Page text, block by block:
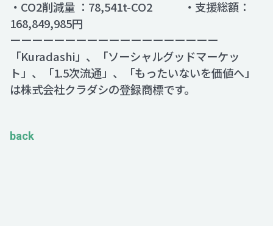
・CO2削減量 ：78,541t-CO2 ・支援総額：
168,849,985円
ーーーーーーーーーーーーーーーーーーー
「Kuradashi」、「ソーシャルグッドマーケッ
ト」、「1.5次流通」、「もったいないを価値へ」
は株式会社クラダシの登録商標です。
back